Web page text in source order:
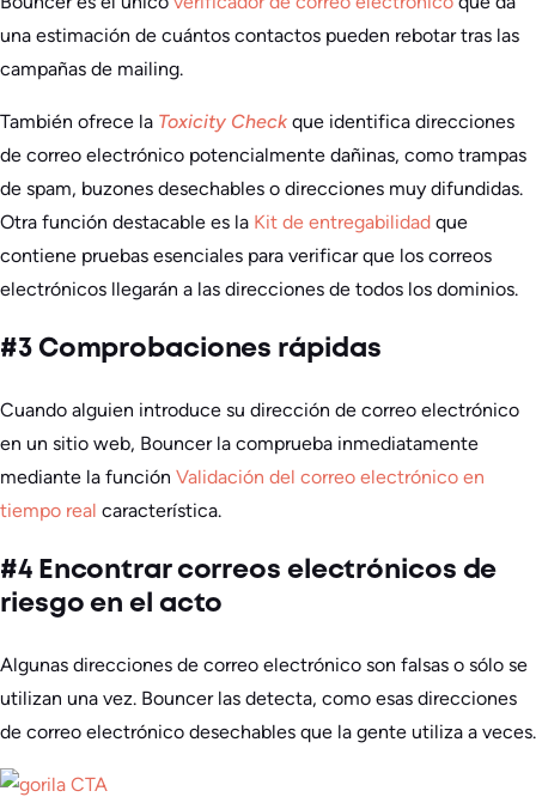
una estimación de cuántos contactos pueden rebotar tras las
campañas de mailing.
También ofrece la Toxicity Check que identifica direcciones
de correo electrónico potencialmente dañinas, como trampas
de spam, buzones desechables o direcciones muy difundidas.
Otra función destacable es la Kit de entregabilidad que
contiene pruebas esenciales para verificar que los correos
electrónicos llegarán a las direcciones de todos los dominios.
#3 Comprobaciones rápidas
Cuando alguien introduce su dirección de correo electrónico
en un sitio web, Bouncer la comprueba inmediatamente
mediante la función Validación del correo electrónico en
tiempo real característica.
#4 Encontrar correos electrónicos de
riesgo en el acto
Algunas direcciones de correo electrónico son falsas o sólo se
utilizan una vez. Bouncer las detecta, como esas direcciones
de correo electrónico desechables que la gente utiliza a veces.